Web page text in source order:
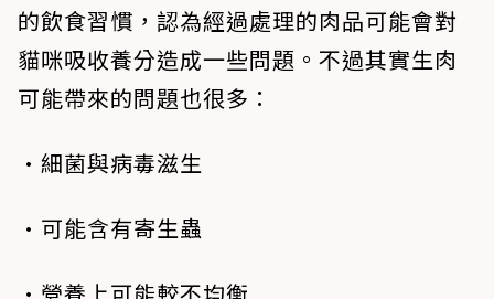
的飲食習慣，認為經過處理的肉品可能會對
貓咪吸收養分造成一些問題。不過其實生肉
可能帶來的問題也很多：
•細菌與病毒滋生
•可能含有寄生蟲